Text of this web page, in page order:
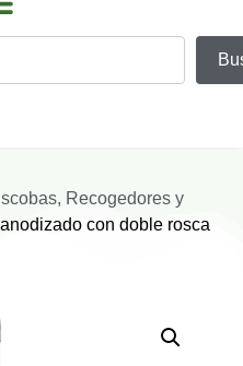
Recogedores y
con doble rosca